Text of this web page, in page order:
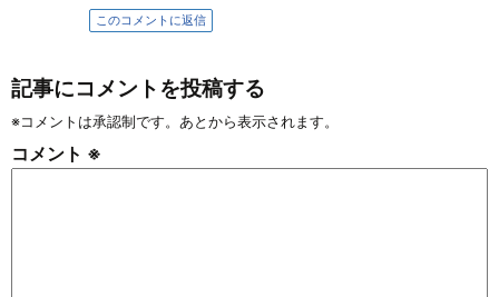
このコメントに返信
記事にコメントを投稿する
※コメントは承認制です。あとから表示されます。
コメント ※